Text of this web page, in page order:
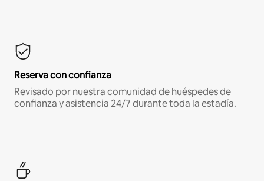
Reserva con confianza
Revisado por nuestra comunidad de huéspedes de
confianza y asistencia 24/7 durante toda la estadía.